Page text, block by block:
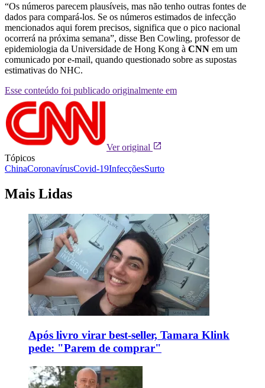
“Os números parecem plausíveis, mas não tenho outras fontes de
dados para compará-los. Se os números estimados de infecção
mencionados aqui forem precisos, significa que o pico nacional
ocorrerá na próxima semana”, disse Ben Cowling, professor de
epidemiologia da Universidade de Hong Kong à CNN em um
comunicado por e-mail, quando questionado sobre as supostas
estimativas do NHC.
Esse conteúdo foi publicado originalmente em
Ver original
Tópicos
ChinaCoronavírusCovid-19InfecçõesSurto
Mais Lidas
Após livro virar best-seller, Tamara Klink
pede: "Parem de comprar"